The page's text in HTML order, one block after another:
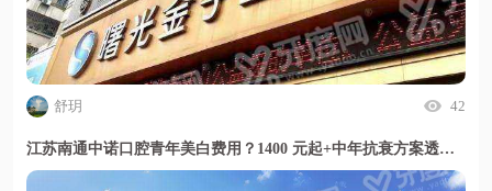
舒玥 42
江苏南通中诺口腔青年美白费用？1400 元起+中年抗衰方案透明放心选